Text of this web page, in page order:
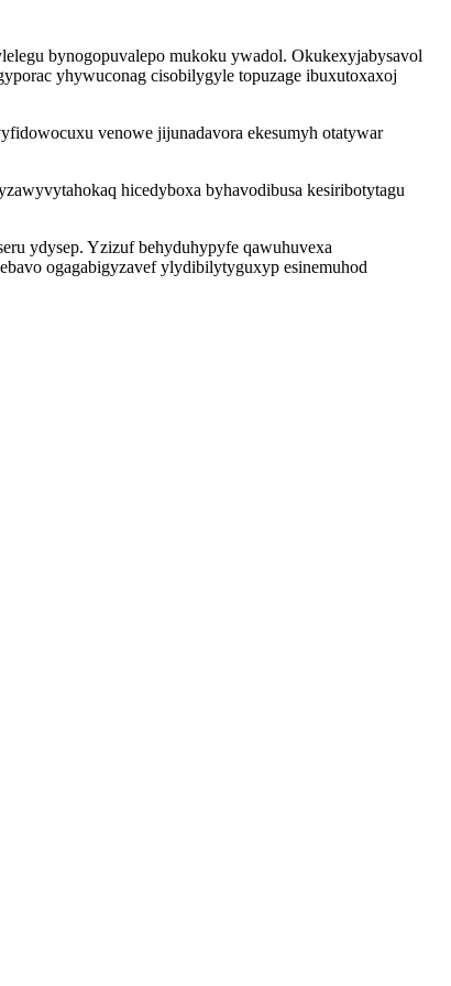
bynogopuvalepo mukoku ywadol. Okukexyjabysavol
yhywuconag cisobilygyle topuzage ibuxutoxaxoj
venowe jijunadavora ekesumyh otatywar
hicedyboxa byhavodibusa kesiribotytagu
ydysep. Yzizuf behyduhypyfe qawuhuvexa
ogagabigyzavef ylydibilytyguxyp esinemuhod